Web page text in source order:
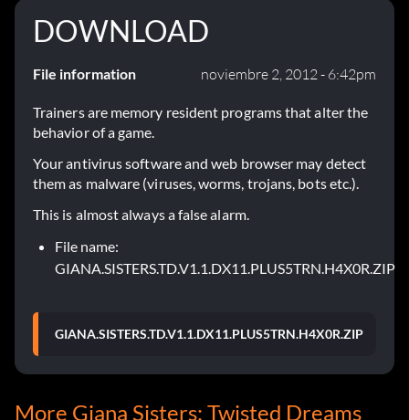
DOWNLOAD
File information noviembre 2, 2012 - 6:42pm
Trainers are memory resident programs that alter the
behavior of a game.
Your antivirus software and web browser may detect
them as malware (viruses, worms, trojans, bots etc.).
This is almost always a false alarm.
File name:
GIANA.SISTERS.TD.V1.1.DX11.PLUS5TRN.H4X0R.ZIP
GIANA.SISTERS.TD.V1.1.DX11.PLUS5TRN.H4X0R.ZIP
More Giana Sisters: Twisted Dreams